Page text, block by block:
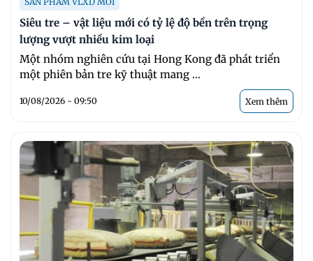
Siêu tre – vật liệu mới có tỷ lệ độ bền trên trọng
lượng vượt nhiều kim loại
Một nhóm nghiên cứu tại Hong Kong đã phát triển
một phiên bản tre kỹ thuật mang ...
10/08/2026 - 09:50 Xem thêm